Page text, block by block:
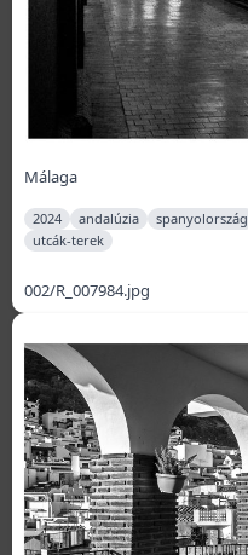
Málaga
2024 andalúzia spanyolország
utcák-terek
002/R_007984.jpg